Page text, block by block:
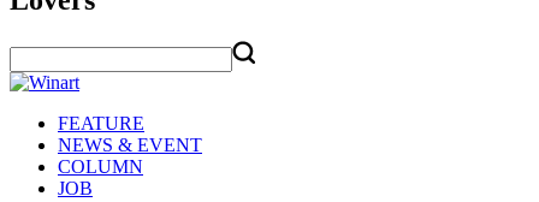
FEATURE
NEWS & EVENT
COLUMN
JOB